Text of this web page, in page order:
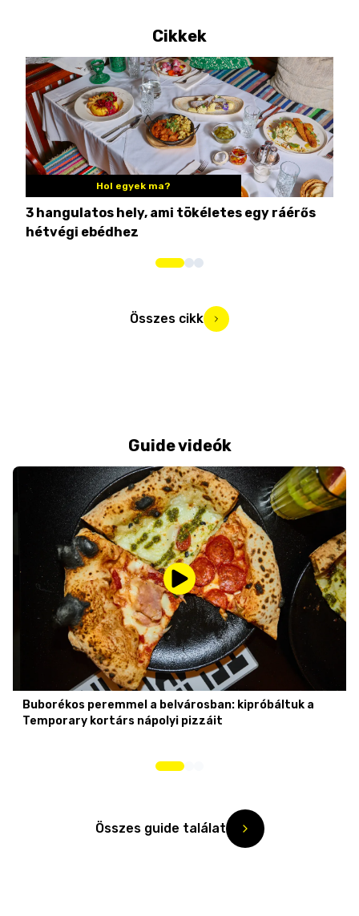
Cikkek
Hol egyek ma?
3 hangulatos hely, ami tökéletes egy ráérős
hétvégi ebédhez
Összes cikk
Guide videók
Buborékos peremmel a belvárosban: kipróbáltuk a
Temporary kortárs nápolyi pizzáit
Összes guide találat